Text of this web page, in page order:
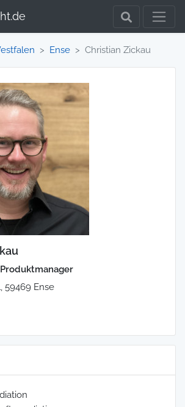
Ense Christian Zickau
59469 Ense